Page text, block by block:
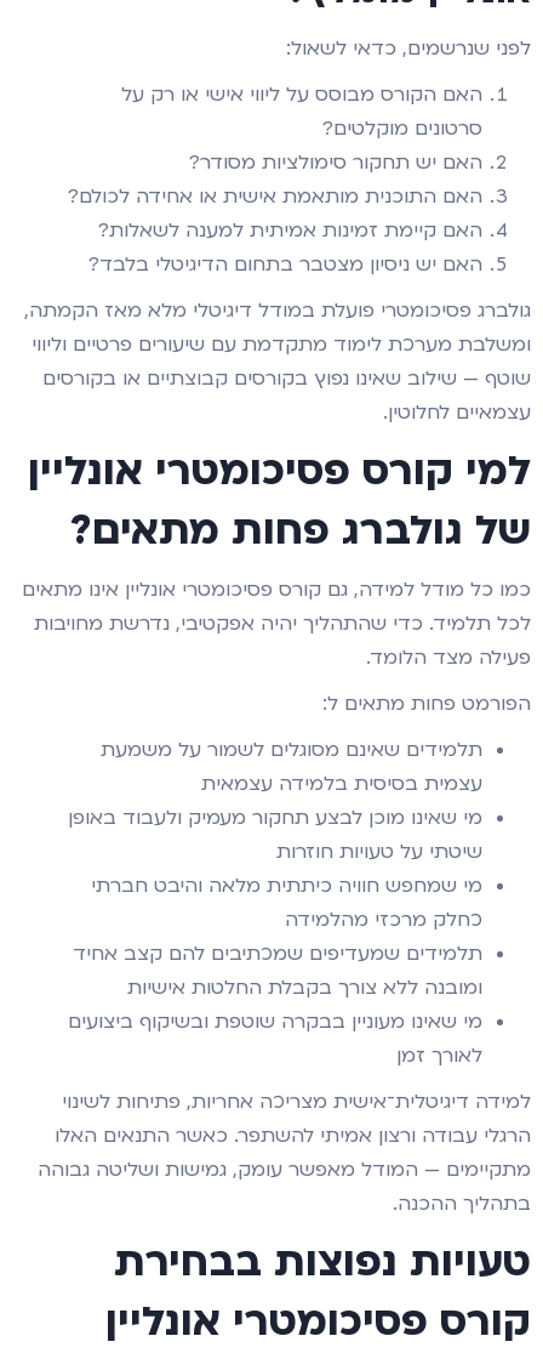
לפני שנרשמים, כדאי לשאול:
האם הקורס מבוסס על ליווי אישי או רק על
סרטונים מוקלטים?
האם יש תחקור סימולציות מסודר?
האם התוכנית מותאמת אישית או אחידה לכולם?
האם קיימת זמינות אמיתית למענה לשאלות?
האם יש ניסיון מצטבר בתחום הדיגיטלי בלבד?
גולברג פסיכומטרי פועלת במודל דיגיטלי מלא מאז הקמתה,
ומשלבת מערכת לימוד מתקדמת עם שיעורים פרטיים וליווי
שוטף — שילוב שאינו נפוץ בקורסים קבוצתיים או בקורסים
עצמאיים לחלוטין.
למי קורס פסיכומטרי אונליין
של גולברג פחות מתאים?
כמו כל מודל למידה, גם קורס פסיכומטרי אונליין אינו מתאים
לכל תלמיד. כדי שהתהליך יהיה אפקטיבי, נדרשת מחויבות
פעילה מצד הלומד.
הפורמט פחות מתאים ל:
תלמידים שאינם מסוגלים לשמור על משמעת
עצמית בסיסית בלמידה עצמאית
מי שאינו מוכן לבצע תחקור מעמיק ולעבוד באופן
שיטתי על טעויות חוזרות
מי שמחפש חוויה כיתתית מלאה והיבט חברתי
כחלק מרכזי מהלמידה
תלמידים שמעדיפים שמכתיבים להם קצב אחיד
ומובנה ללא צורך בקבלת החלטות אישיות
מי שאינו מעוניין בבקרה שוטפת ובשיקוף ביצועים
לאורך זמן
למידה דיגיטלית־אישית מצריכה אחריות, פתיחות לשינוי
הרגלי עבודה ורצון אמיתי להשתפר. כאשר התנאים האלו
מתקיימים — המודל מאפשר עומק, גמישות ושליטה גבוהה
בתהליך ההכנה.
טעויות נפוצות בבחירת
קורס פסיכומטרי אונליין